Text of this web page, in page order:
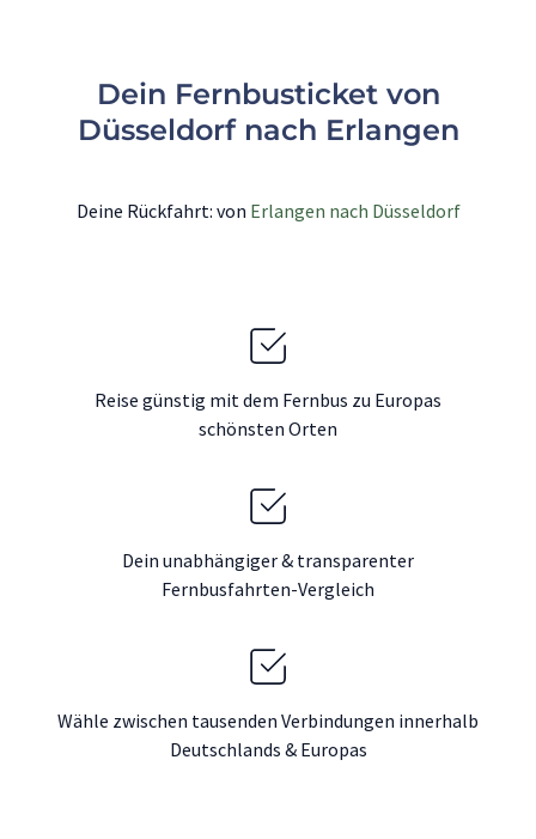
Dein Fernbusticket von
Düsseldorf nach Erlangen
Deine Rückfahrt: von Erlangen nach Düsseldorf
Reise günstig mit dem Fernbus zu Europas
schönsten Orten
Dein unabhängiger & transparenter
Fernbusfahrten-Vergleich
Wähle zwischen tausenden Verbindungen innerhalb
Deutschlands & Europas